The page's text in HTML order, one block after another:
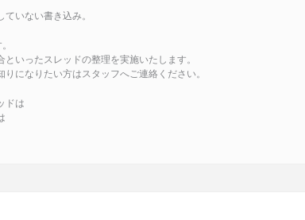
いない書き込み。
いったスレッドの整理を実施いたします。
になりたい方はスタッフへご連絡ください。
ドは